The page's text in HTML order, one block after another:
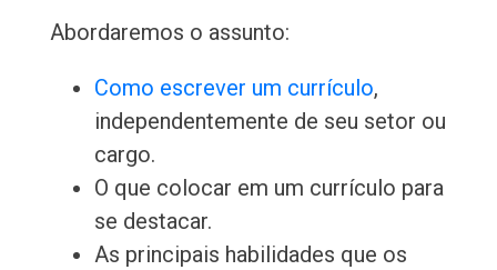
Abordaremos o assunto:
Como escrever um currículo,
independentemente de seu setor ou
cargo.
O que colocar em um currículo para
se destacar.
As principais habilidades que os